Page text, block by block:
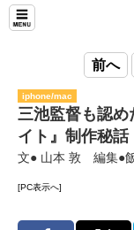
前へ
iphone/mac
三池監督も認
イト』制作秘話
文● 山本 敦 編集●
[PC表示へ]